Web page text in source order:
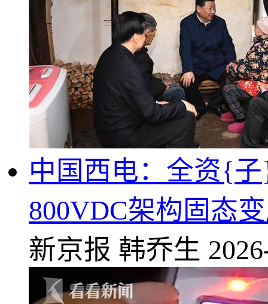
中国西电：全资{
800VDC架构固态
新京报 韩乔生